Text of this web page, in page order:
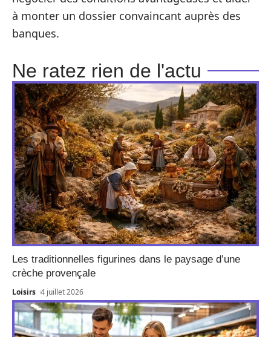
à monter un dossier convaincant auprès des
banques.
Ne ratez rien de l'actu
Les traditionnelles figurines dans le paysage d’une
crèche provençale
Loisirs 4 juillet 2026